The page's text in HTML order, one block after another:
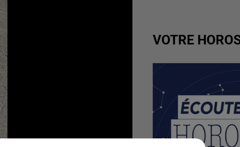
VOTRE